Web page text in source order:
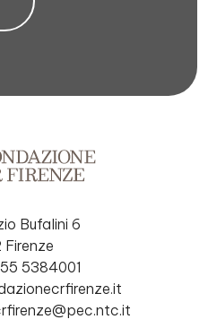
Bufalini 6
Firenze
5384001